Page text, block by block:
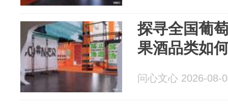
探寻全国葡
果酒品类如
问心文心 2026-08-